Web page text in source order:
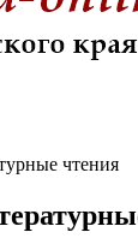
чтения